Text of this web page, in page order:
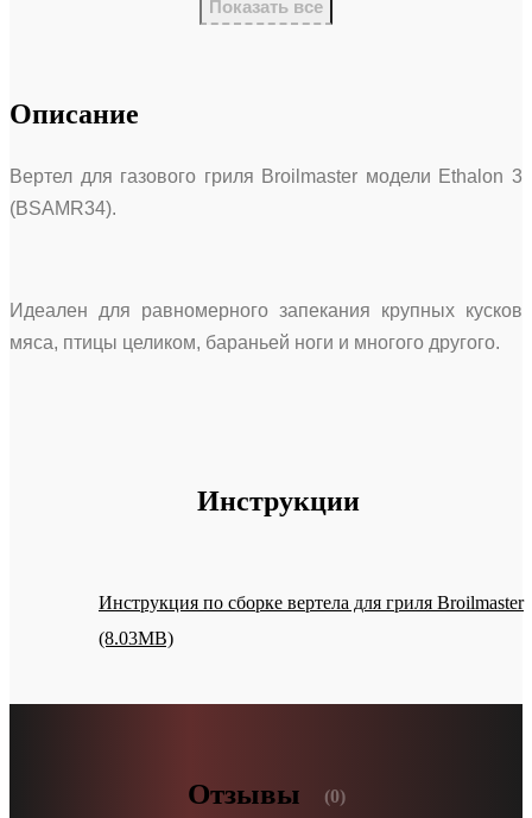
Показать все
Описание
Вертел для газового гриля Broilmaster модели Ethalon 3
(BSAMR34).
Идеален для равномерного запекания крупных кусков
мяса, птицы целиком, бараньей ноги и многого другого.
Инструкции
Инструкция по сборке вертела для гриля Broilmaster
(8.03MB)
Отзывы (0)